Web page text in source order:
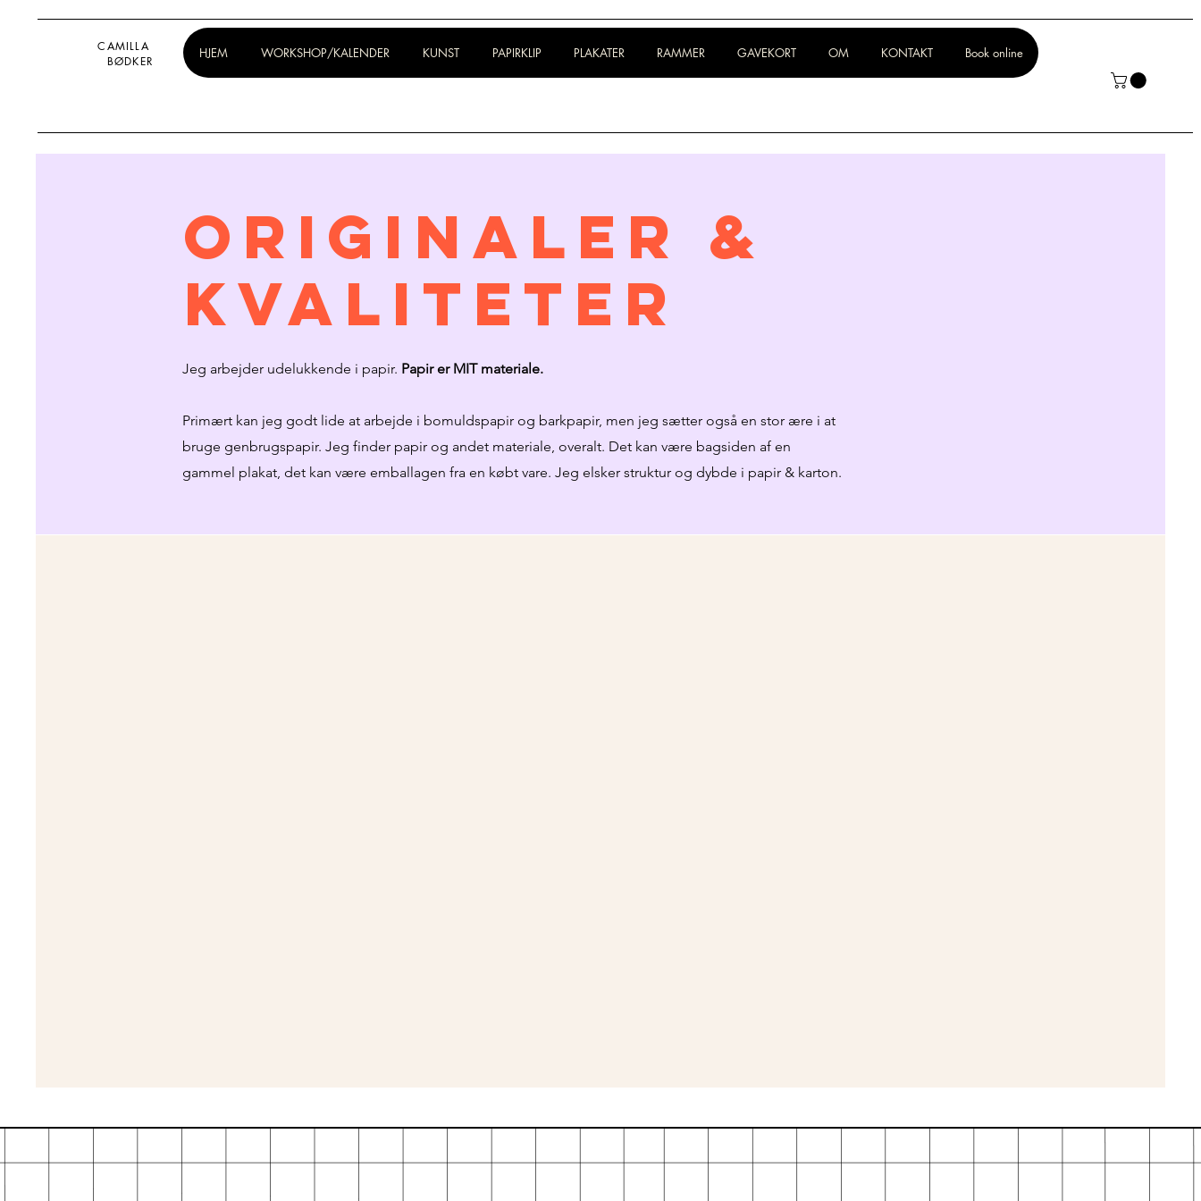
CAMILLA
BØDKER
HJEM WORKSHOP/KALENDER KUNST PAPIRKLIP PLAKATER RAMMER GAVEKORT OM KONTAKT Book online
Originaler &
kvaliteter
Jeg arbejder udelukkende i papir. Papir er MIT materiale.
Primært kan jeg godt lide at arbejde i bomuldspapir og barkpapir, men jeg sætter også en stor ære i at
bruge genbrugspapir. Jeg finder papir og andet materiale, overalt. Det kan være bagsiden af en
gammel plakat, det kan være emballagen fra en købt vare. Jeg elsker struktur og dybde i papir & karton.